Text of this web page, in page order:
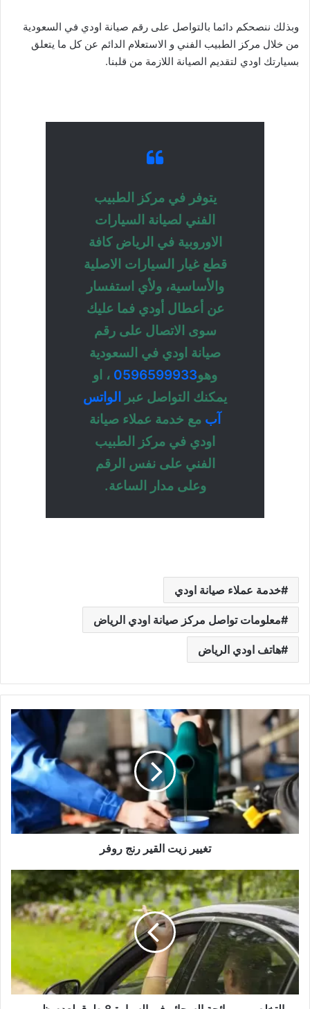
وبذلك ننصحكم دائما بالتواصل على رقم صيانة اودي في السعودية
من خلال مركز الطبيب الفني و الاستعلام الدائم عن كل ما يتعلق
بسيارتك اودي لتقديم الصيانة اللازمة من قلبنا.
يتوفر في مركز الطبيب
الفني لصيانة السيارات
الاوروبية في الرياض كافة
قطع غيار السيارات الاصلية
والأساسية، ولأي استفسار
عن أعطال أودي فما عليك
سوى الاتصال على رقم
صيانة اودي في السعودية
وهو0596599933 ، او
يمكنك التواصل عبر
الواتس
آب مع خدمة عملاء صيانة
اودي في مركز الطبيب
الفني على نفس الرقم
وعلى مدار الساعة.
خدمة عملاء صيانة اودي
معلومات تواصل مركز صيانة اودي الرياض
هاتف اودي الرياض
تغيير
زيت
رنج
روفر
تغيير زيت القير رنج روفر
التخلص
من
رائحة
السجائر
في
السيارة
8
طرق
لعدم